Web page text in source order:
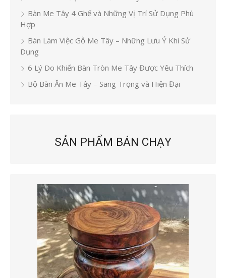
Bàn Me Tây 4 Ghế và Những Vị Trí Sử Dụng Phù
Hợp
Bàn Làm Việc Gỗ Me Tây – Những Lưu Ý Khi Sử
Dụng
6 Lý Do Khiến Bàn Tròn Me Tây Được Yêu Thích
Bộ Bàn Ăn Me Tây – Sang Trọng và Hiện Đại
SẢN PHẨM BÁN CHẠY